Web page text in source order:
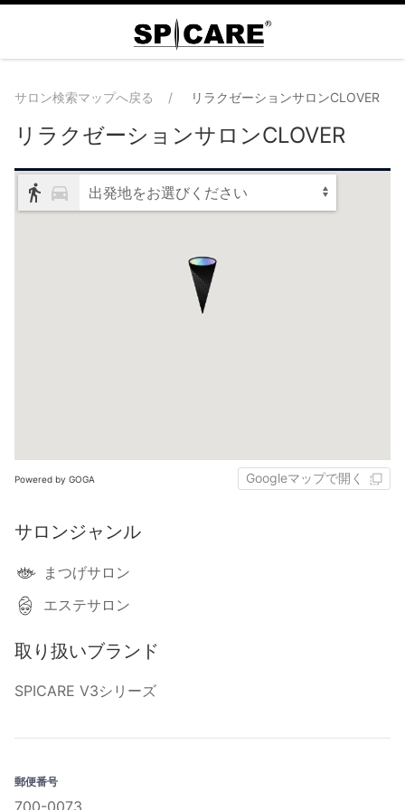
サロン検索マップへ戻る リラクゼーションサロンCLOVER
リラクゼーションサロンCLOVER
出発地をお選びください
Powered by GOGA Googleマップで開く
サロンジャンル
まつげサロン
エステサロン
取り扱いブランド
SPICARE V3シリーズ
郵便番号